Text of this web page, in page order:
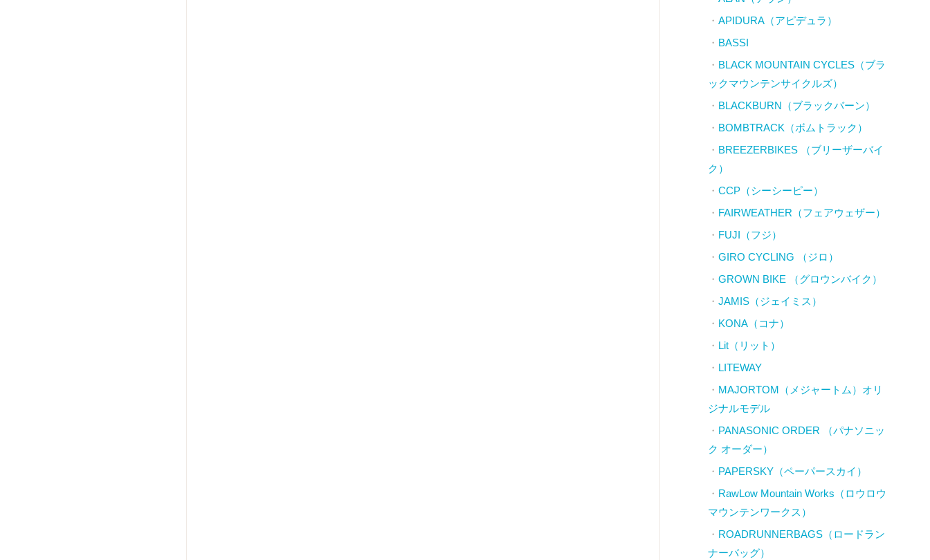
APIDURA（アピデュラ）
BASSI
BLACK MOUNTAIN CYCLES（ブラ
ックマウンテンサイクルズ）
BLACKBURN（ブラックバーン）
BOMBTRACK（ボムトラック）
BREEZERBIKES （ブリーザーバイ
ク）
CCP（シーシーピー）
FAIRWEATHER（フェアウェザー）
FUJI（フジ）
GIRO CYCLING （ジロ）
GROWN BIKE （グロウンバイク）
JAMIS（ジェイミス）
KONA（コナ）
Lit（リット）
LITEWAY
MAJORTOM（メジャートム）オリ
ジナルモデル
PANASONIC ORDER （パナソニッ
ク オーダー）
PAPERSKY（ペーパースカイ）
RawLow Mountain Works（ロウロウ
マウンテンワークス）
ROADRUNNERBAGS（ロードラン
ナーバッグ）